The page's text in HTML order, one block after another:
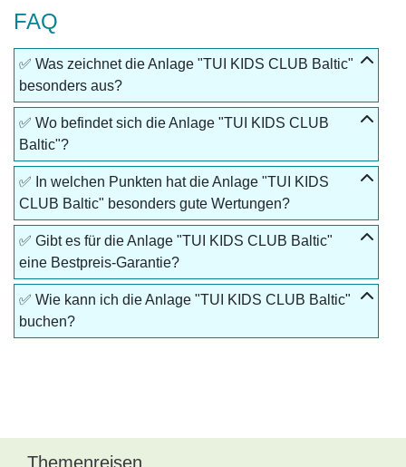
FAQ
✅ Was zeichnet die Anlage "TUI KIDS CLUB Baltic"
besonders aus?
✅ Wo befindet sich die Anlage "TUI KIDS CLUB
Baltic"?
✅ In welchen Punkten hat die Anlage "TUI KIDS
CLUB Baltic" besonders gute Wertungen?
✅ Gibt es für die Anlage "TUI KIDS CLUB Baltic"
eine Bestpreis-Garantie?
✅ Wie kann ich die Anlage "TUI KIDS CLUB Baltic"
buchen?
Themenreisen